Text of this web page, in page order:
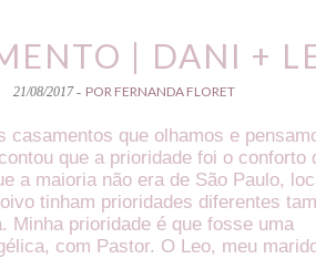
| DANI +
21/08/2017 - POR FERNANDA FLORET
casamentos que olhamos e
que a prioridade foi o conforto
a maioria não era de São Paulo,
tinham prioridades diferentes
Minha prioridade é que fosse uma
com Pastor. O Leo, meu